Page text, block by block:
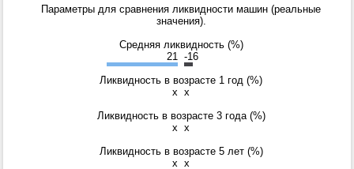
Параметры для сравнения ликвидности машин (реальные
значения).
Средняя ликвидность (%)
21
-16
Ликвидность в возрасте 1 год (%)
x x
Ликвидность в возрасте 3 года (%)
x x
Ликвидность в возрасте 5 лет (%)
x x